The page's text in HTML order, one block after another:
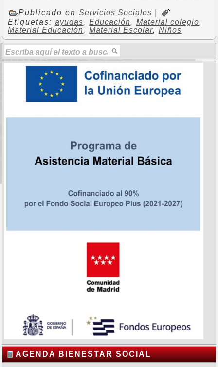
Publicado en Servicios Sociales
Etiquetas: ayudas, Educación, Material colegio,
Material Educación, Material Escolar, Niños
AGENDA BIENESTAR SOCIAL